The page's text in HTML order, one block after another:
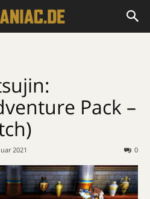
Pack –
2021 0